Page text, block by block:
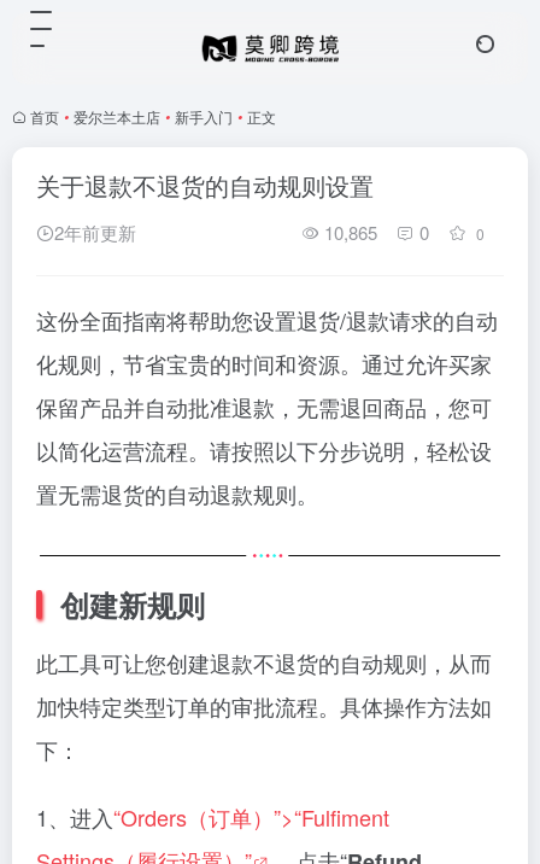
首页 • 爱尔兰本土店 • 新手入门 • 正文
关于退款不退货的自动规则设置
2年前更新 10,865 0 0
这份全面指南将帮助您设置退货/退款请求的自动
化规则，节省宝贵的时间和资源。通过允许买家
保留产品并自动批准退款，无需退回商品，您可
以简化运营流程。请按照以下分步说明，轻松设
置无需退货的自动退款规则。
创建新规则
此工具可让您创建退款不退货的自动规则，从而
加快特定类型订单的审批流程。具体操作方法如
下：
1、进入“Orders（订单）”>“Fulfiment